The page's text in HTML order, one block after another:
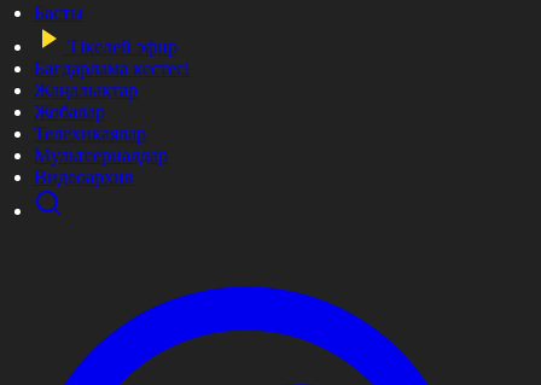
Басты
Тікелей эфир
Бағдарлама кестесі
Жаңалықтар
Жобалар
Телехикаялар
Мультсериалдар
Видеоархив